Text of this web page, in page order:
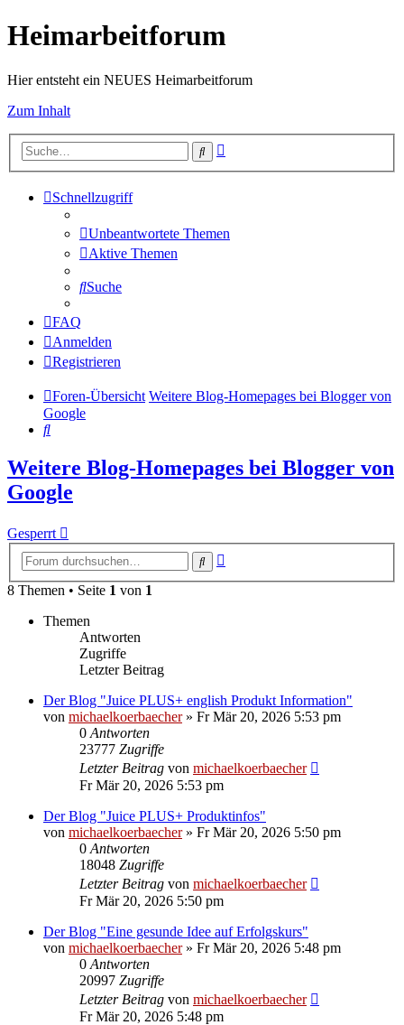
Heimarbeitforum
Hier entsteht ein NEUES Heimarbeitforum
Zum Inhalt
Suche
Schnellzugriff
Unbeantwortete Themen
Aktive Themen
Suche
FAQ
Anmelden
Registrieren
Foren-Übersicht Weitere Blog-Homepages bei Blogger von
Google
Suche
Weitere Blog-Homepages bei Blogger von
Google
Gesperrt
Suche
8 Themen • Seite 1 von 1
Themen
Antworten
Zugriffe
Letzter Beitrag
Der Blog "Juice PLUS+ english Produkt Information"
von michaelkoerbaecher» Fr Mär 20, 2026 5:53 pm
0 Antworten
23777 Zugriffe
Letzter Beitrag von michaelkoerbaecher
Fr Mär 20, 2026 5:53 pm
Der Blog "Juice PLUS+ Produktinfos"
von michaelkoerbaecher» Fr Mär 20, 2026 5:50 pm
0 Antworten
18048 Zugriffe
Letzter Beitrag von michaelkoerbaecher
Fr Mär 20, 2026 5:50 pm
Der Blog "Eine gesunde Idee auf Erfolgskurs"
von michaelkoerbaecher» Fr Mär 20, 2026 5:48 pm
0 Antworten
20997 Zugriffe
Letzter Beitrag von michaelkoerbaecher
Fr Mär 20, 2026 5:48 pm